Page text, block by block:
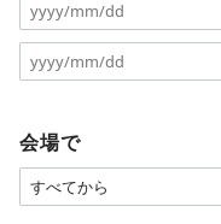
会場で